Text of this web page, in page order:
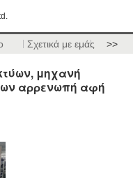
Σχετικά με εμάς >>
μηχανή
αρρενωπή αφή